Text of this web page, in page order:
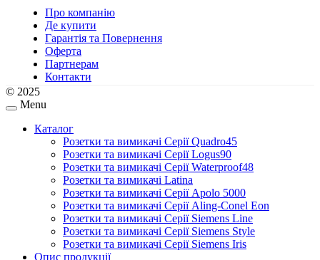
Про компанію
Де купити
Гарантія та Повернення
Оферта
Партнерам
Контакти
© 2025
Menu
Каталог
Розетки та вимикачі Серії Quadro45
Розетки та вимикачі Серії Logus90
Розетки та вимикачі Серії Waterproof48
Розетки та вимикачі Latina
Розетки та вимикачі Серії Apolo 5000
Розетки та вимикачі Серії Aling-Conel Eon
Розетки та вимикачі Серії Siemens Line
Розетки та вимикачі Серії Siemens Style
Розетки та вимикачі Серії Siemens Iris
Опис продукції